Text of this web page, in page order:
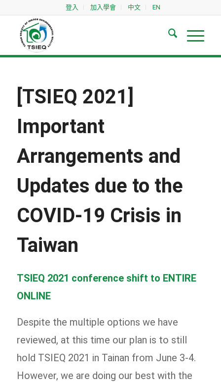
登入 加入學會 中文 EN
[TSIEQ 2021]
Important
Arrangements and
Updates due to the
COVID-19 Crisis in
Taiwan
TSIEQ 2021 conference shift to ENTIRE
ONLINE
Despite the multiple options we have
reviewed, at this time our plan is to still
hold TSIEQ 2021 in Tainan from June 3-4.
However, we are doing our best with the